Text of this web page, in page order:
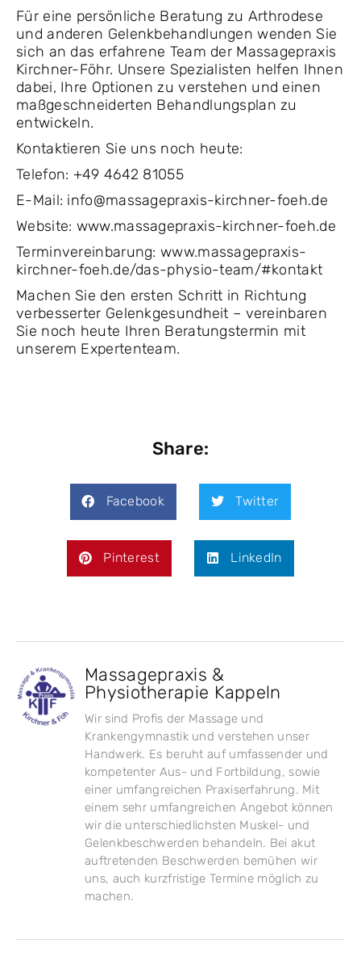
Für eine persönliche Beratung zu Arthrodese
und anderen Gelenkbehandlungen wenden Sie
sich an das erfahrene Team der Massagepraxis
Kirchner-Föhr. Unsere Spezialisten helfen Ihnen
dabei, Ihre Optionen zu verstehen und einen
maßgeschneiderten Behandlungsplan zu
entwickeln.
Kontaktieren Sie uns noch heute:
Telefon: +49 4642 81055
E-Mail: info@massagepraxis-kirchner-foeh.de
Website: www.massagepraxis-kirchner-foeh.de
Terminvereinbarung: www.massagepraxis-
kirchner-foeh.de/das-physio-team/#kontakt
Machen Sie den ersten Schritt in Richtung
verbesserter Gelenkgesundheit – vereinbaren
Sie noch heute Ihren Beratungstermin mit
unserem Expertenteam.
Share:
Facebook Twitter
Pinterest LinkedIn
Massagepraxis &
Physiotherapie Kappeln
Wir sind Profis der Massage und
Krankengymnastik und verstehen unser
Handwerk. Es beruht auf umfassender und
kompetenter Aus- und Fortbildung, sowie
einer umfangreichen Praxiserfahrung. Mit
einem sehr umfangreichen Angebot können
wir die unterschiedlichsten Muskel- und
Gelenkbeschwerden behandeln. Bei akut
auftretenden Beschwerden bemühen wir
uns, auch kurzfristige Termine möglich zu
machen.